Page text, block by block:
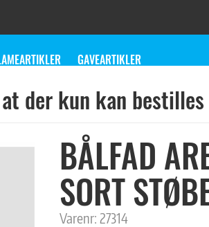
GAVEARTIKLER
der kun kan
BÅLFAD
SORT
Varenr:27314